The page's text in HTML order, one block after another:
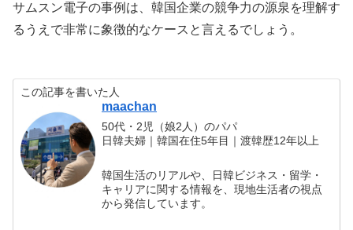
サムスン電子の事例は、韓国企業の競争力の源泉を理解す
るうえで非常に象徴的なケースと言えるでしょう。
この記事を書いた人
maachan
50代・2児（娘2人）のパパ
日韓夫婦｜韓国在住5年目｜渡韓歴12年以上
韓国生活のリアルや、日韓ビジネス・留学・
キャリアに関する情報を、現地生活者の視点
から発信しています。